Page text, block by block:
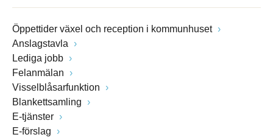
Öppettider växel och reception i kommunhuset
Anslagstavla
Lediga jobb
Felanmälan
Visselblåsarfunktion
Blankettsamling
E-tjänster
E-förslag